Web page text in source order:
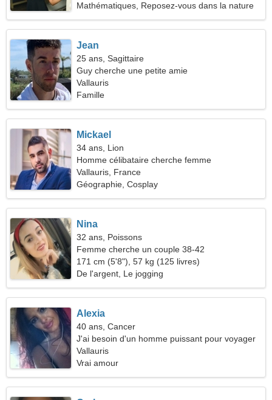
Mathématiques, Reposez-vous dans la nature
Jean
25 ans, Sagittaire
Guy cherche une petite amie
Vallauris
Famille
Mickael
34 ans, Lion
Homme célibataire cherche femme
Vallauris, France
Géographie, Cosplay
Nina
32 ans, Poissons
Femme cherche un couple 38-42
171 cm (5'8"), 57 kg (125 livres)
De l'argent, Le jogging
Alexia
40 ans, Cancer
J'ai besoin d'un homme puissant pour voyager
ensemble
Vallauris
Vrai amour